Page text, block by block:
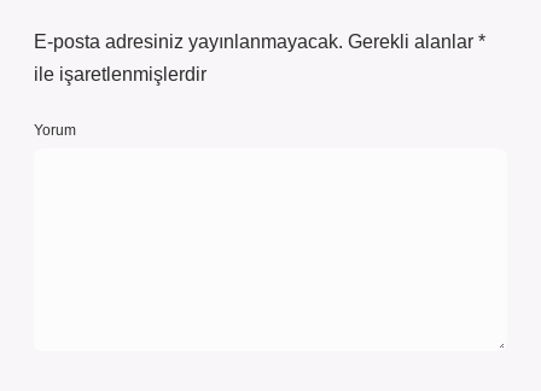
E-posta adresiniz yayınlanmayacak. Gerekli alanlar *
ile işaretlenmişlerdir
Yorum